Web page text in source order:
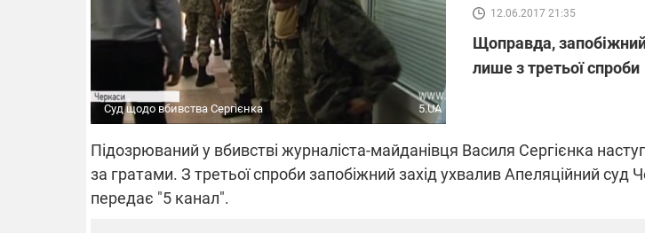
Суд щодо вбивства Сергієнка 5.UA
12.06.2017 21:35
Щоправда,
лише з третьої спроби
Підозрюваний у вбивстві журналіста-майданівця Василя Сергієнка
за гратами. З третьої спроби запобіжний захід ухвалив Апеляційний суд
передає "5 канал".